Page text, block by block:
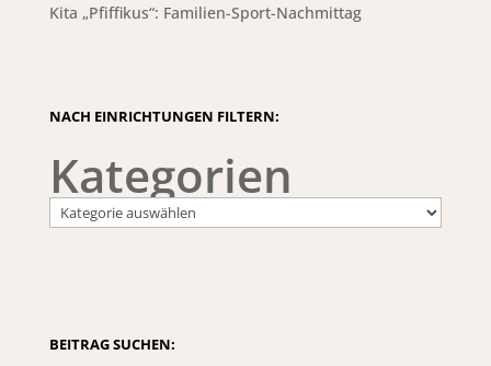
Kita „Pfiffikus“: Familien-Sport-Nachmittag
NACH EINRICHTUNGEN FILTERN:
Kategorien
BEITRAG SUCHEN: